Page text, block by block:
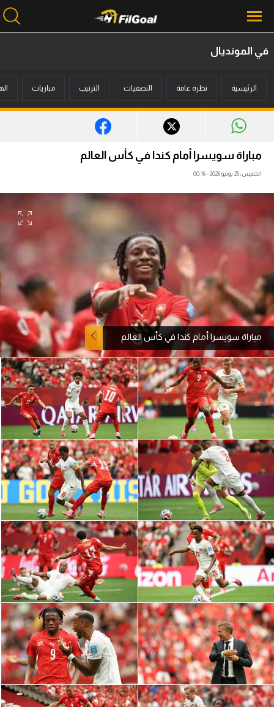
أخبار
ميركاتو
فانتازي في الجول
عدسات
آراء حرة
ركن الألعاب
بطولات
أمريكا 2026
الدوري المصري
الدوري الإنجليزي الممتاز
الدوري الإسباني
الدوري الإيطالي
الدوري الألماني
الدوري الفرنسي
الدوري السعودي للمحترفين
دوري أبطال أوروبا
دوري أبطال إفريقيا
كل البطولات
أقسام
في المونديال
الرئيسية نظرة عامة التصفيات الترتيب مباريات
مباراة سويسرا أمام كندا في كأس العالم
الخميس، 25 يونيو 2026 - 00:16
مباراة سويسرا أمام كندا في كأس العالم